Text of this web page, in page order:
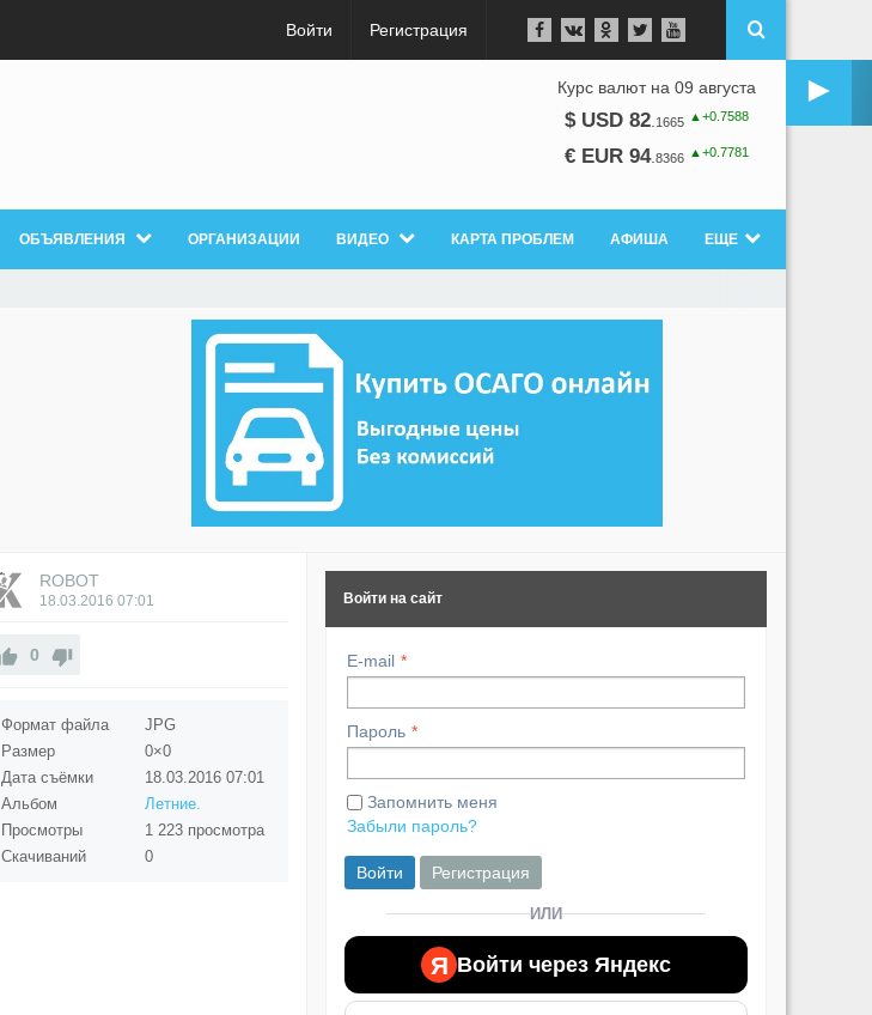
Войти Регистрация
►
Курс валют на 09 августа
$ USD 82 1665 ▲+0.7588
€ EUR 94. 8366 ▲+0.7781
ОБЪЯВЛЕНИЯ ОРГАНИЗАЦИИ ВИДЕО КАРТА ПРОБЛЕМ АФИША ЕЩЕ
ROBOT
18.03.2016 07:01
0
Формат файла
JPG
Размер
0×0
Дата съёмки
18.03.2016 07:01
Альбом
Летние.
Просмотры
1 223 просмотра
Скачиваний
0
Войти на сайт
E-mail
Пароль
Запомнить меня
Забыли пароль?
Войти Регистрация
ИЛИ
Я Войти через Яндекс